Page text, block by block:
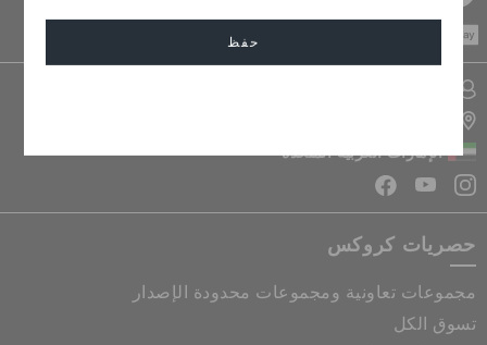
حفظ
الإمارات العربية المتحدة
حصريات كروكس
مجموعات تعاونية ومجموعات محدودة الإصدار
تسوق الكل